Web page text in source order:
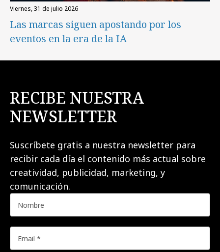
viernes, 31 de julio 2026
Las marcas siguen apostando por los
eventos en la era de la IA
RECIBE NUESTRA
NEWSLETTER
Suscríbete gratis a nuestra newsletter para
recibir cada día el contenido más actual sobre
creatividad, publicidad, marketing, y
comunicación.